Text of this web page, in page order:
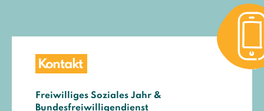
Kontakt
Freiwilliges Soziales Jahr &
Bundesfreiwilligendienst